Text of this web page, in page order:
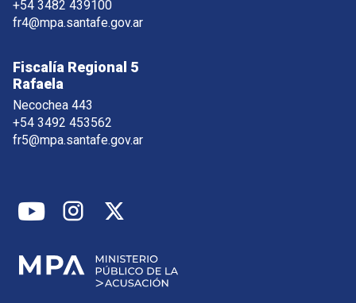
+54 3482 439100
fr4@mpa.santafe.gov.ar
Fiscalía Regional 5
Rafaela
Necochea 443
+54 3492 453562
fr5@mpa.santafe.gov.ar